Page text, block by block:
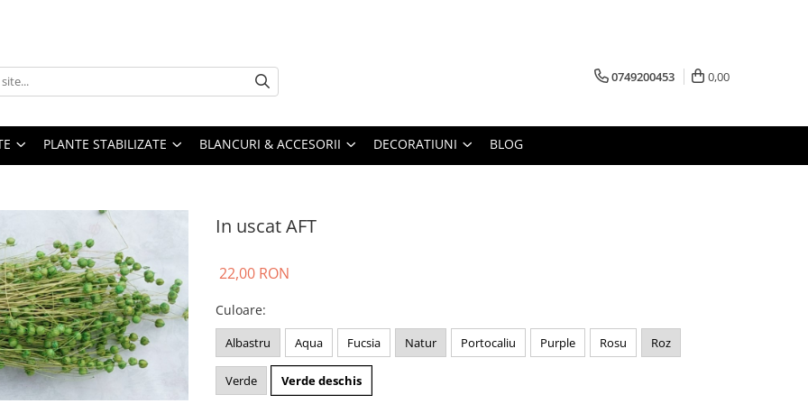
0749200453 0,00
PLANTE STABILIZATE BLANCURI & ACCESORII DECORATIUNI BLOG
In uscat AFT
22,00 RON
Culoare:
Albastru Aqua Fucsia Natur Portocaliu Purple Rosu Roz
Verde Verde deschis